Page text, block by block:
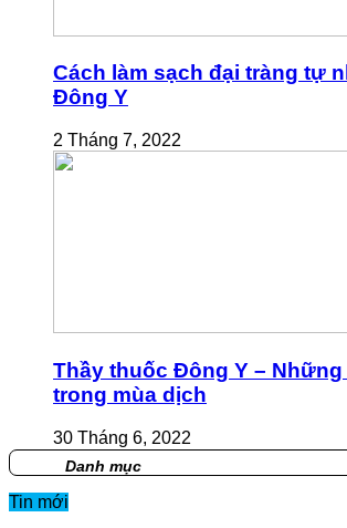
Cách làm sạch đại tràng tự
Đông Y
2 Tháng 7, 2022
Thầy thuốc Đông Y – Những
trong mùa dịch
30 Tháng 6, 2022
Danh mục
Tin mới